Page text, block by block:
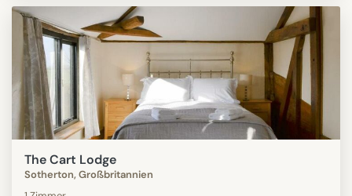
The Cart Lodge
Sotherton, Großbritannien